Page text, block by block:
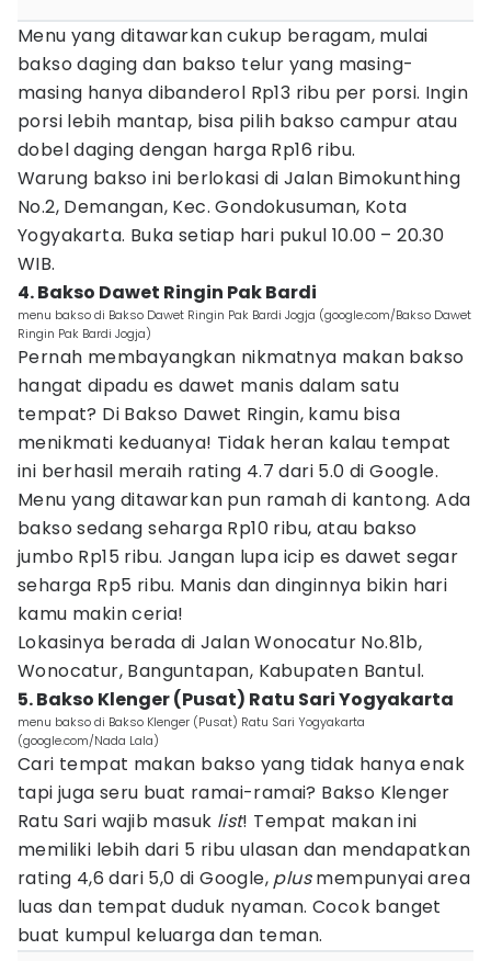
Menu yang ditawarkan cukup beragam, mulai
bakso daging dan bakso telur yang masing-
masing hanya dibanderol Rp13 ribu per porsi. Ingin
porsi lebih mantap, bisa pilih bakso campur atau
dobel daging dengan harga Rp16 ribu.
Warung bakso ini berlokasi di Jalan Bimokunthing
No.2, Demangan, Kec. Gondokusuman, Kota
Yogyakarta. Buka setiap hari pukul 10.00 – 20.30
WIB.
4. Bakso Dawet Ringin Pak Bardi
menu bakso di Bakso Dawet Ringin Pak Bardi Jogja (google.com/Bakso Dawet
Ringin Pak Bardi Jogja)
Pernah membayangkan nikmatnya makan bakso
hangat dipadu es dawet manis dalam satu
tempat? Di Bakso Dawet Ringin, kamu bisa
menikmati keduanya! Tidak heran kalau tempat
ini berhasil meraih rating 4.7 dari 5.0 di Google.
Menu yang ditawarkan pun ramah di kantong. Ada
bakso sedang seharga Rp10 ribu, atau bakso
jumbo Rp15 ribu. Jangan lupa icip es dawet segar
seharga Rp5 ribu. Manis dan dinginnya bikin hari
kamu makin ceria!
Lokasinya berada di Jalan Wonocatur No.81b,
Wonocatur, Banguntapan, Kabupaten Bantul.
5. Bakso Klenger (Pusat) Ratu Sari Yogyakarta
menu bakso di Bakso Klenger (Pusat) Ratu Sari Yogyakarta
(google.com/Nada Lala)
Cari tempat makan bakso yang tidak hanya enak
tapi juga seru buat ramai-ramai? Bakso Klenger
Ratu Sari wajib masuk list! Tempat makan ini
memiliki lebih dari 5 ribu ulasan dan mendapatkan
rating 4,6 dari 5,0 di Google, plusmempunyai area
luas dan tempat duduk nyaman. Cocok banget
buat kumpul keluarga dan teman.